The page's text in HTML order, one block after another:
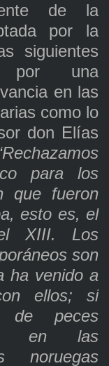
de la
por la
siguientes
por una
en las
como lo
don Elías
para los
que fueron
esto es, el
XIII. Los
son
ha venido a
ellos; si
de peces
en las
noruegas